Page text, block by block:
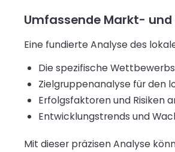
Umfassende Markt-
Eine fundierte Analyse des
Die spezifische
Zielgruppenanalyse für den
Erfolgsfaktoren und Risiken
Entwicklungstrends und
Mit dieser präzisen Analyse